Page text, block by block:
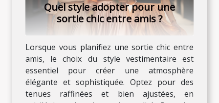
Quel style adopter pour une
sortie chic entre amis ?
Lorsque vous planifiez une sortie chic entre
amis, le choix du style vestimentaire est
essentiel pour créer une atmosphère
élégante et sophistiquée. Optez pour des
tenues raffinées et bien ajustées, en